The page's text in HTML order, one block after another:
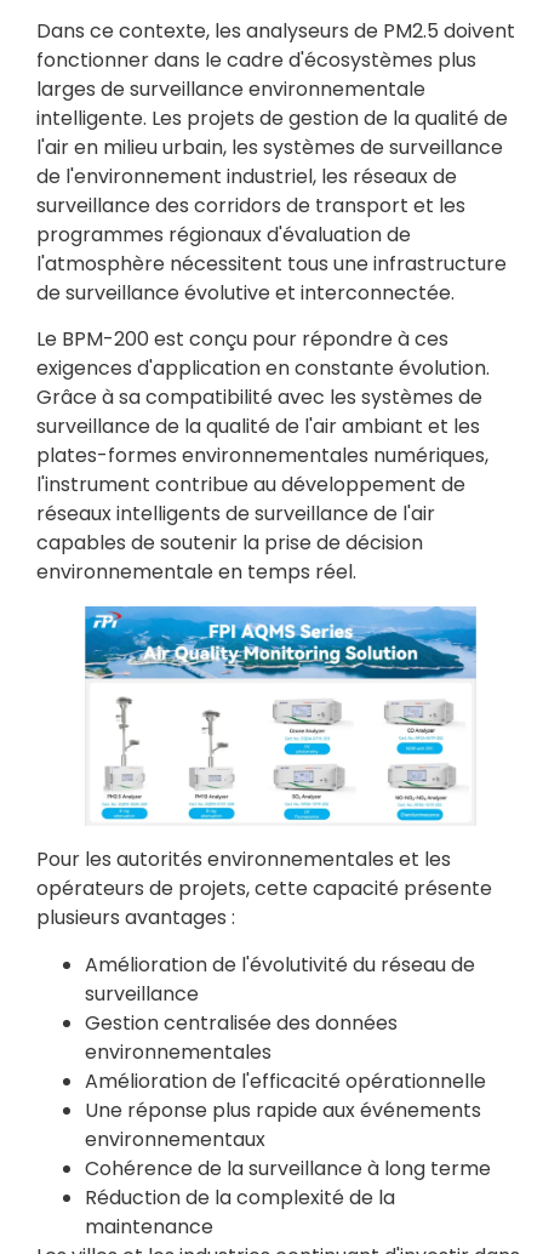
Dans ce contexte, les analyseurs de PM2.5 doivent
fonctionner dans le cadre d'écosystèmes plus
larges de surveillance environnementale
intelligente. Les projets de gestion de la qualité de
l'air en milieu urbain, les systèmes de surveillance
de l'environnement industriel, les réseaux de
surveillance des corridors de transport et les
programmes régionaux d'évaluation de
l'atmosphère nécessitent tous une infrastructure
de surveillance évolutive et interconnectée.
Le BPM-200 est conçu pour répondre à ces
exigences d'application en constante évolution.
Grâce à sa compatibilité avec les systèmes de
surveillance de la qualité de l'air ambiant et les
plates-formes environnementales numériques,
l'instrument contribue au développement de
réseaux intelligents de surveillance de l'air
capables de soutenir la prise de décision
environnementale en temps réel.
Pour les autorités environnementales et les
opérateurs de projets, cette capacité présente
plusieurs avantages :
Amélioration de l'évolutivité du réseau de
surveillance
Gestion centralisée des données
environnementales
Amélioration de l'efficacité opérationnelle
Une réponse plus rapide aux événements
environnementaux
Cohérence de la surveillance à long terme
Réduction de la complexité de la
maintenance